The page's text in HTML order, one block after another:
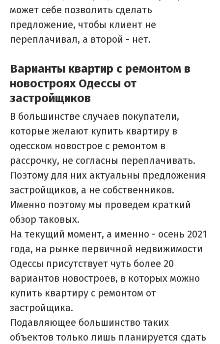
может себе позволить сделать
предложение, чтобы клиент не
переплачивал, а второй - нет.
Варианты квартир с ремонтом в
новостроях Одессы от
застройщиков
В большинстве случаев покупатели,
которые желают купить квартиру в
одесском новострое с ремонтом в
рассрочку, не согласны переплачивать.
Поэтому для них актуальны предложения
застройщиков, а не собственников.
Именно поэтому мы проведем краткий
обзор таковых.
На текущий момент, а именно - осень 2021
года, на рынке первичной недвижимости
Одессы присутствует чуть более 20
вариантов новостроев, в которых можно
купить квартиру с ремонтом от
застройщика.
Подавляющее большинство таких
объектов только лишь планируется сдать